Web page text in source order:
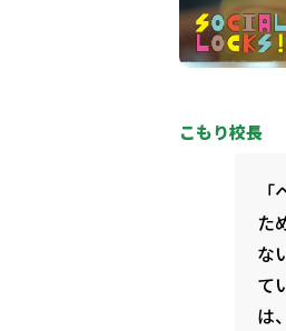
こもり校長
た
な
て
は